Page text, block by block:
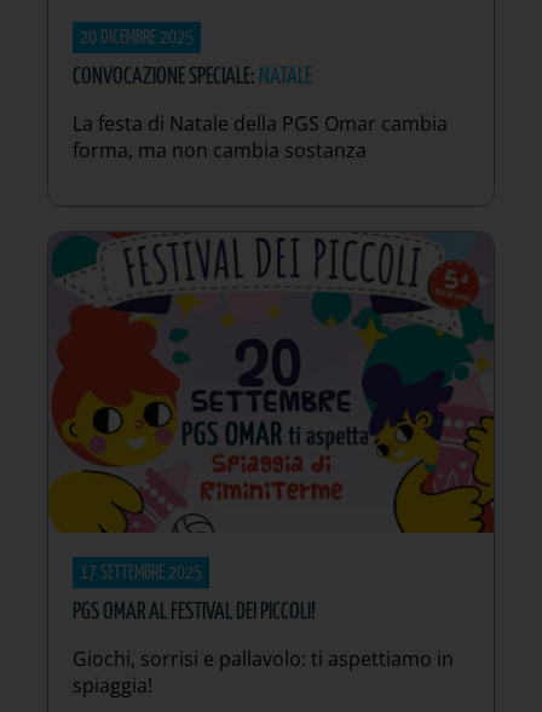
20 DICEMBRE 2025
CONVOCAZIONE SPECIALE: NATALE
La festa di Natale della PGS Omar cambia
forma, ma non cambia sostanza
17 SETTEMBRE 2025
PGS OMAR AL FESTIVAL DEI PICCOLI!
Giochi, sorrisi e pallavolo: ti aspettiamo in
spiaggia!